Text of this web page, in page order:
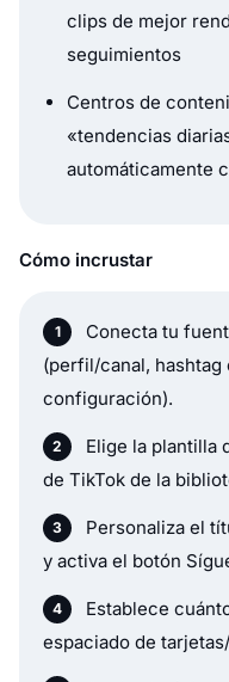
clips de mejor
seguimientos
Centros de
«tendencias
automáticamente
Cómo incrustar
Conecta tu
(perfil/canal, hashtag
configuración).
Elige la plantilla
de TikTok de la
Personaliza el
y activa el botón
Establece
espaciado de